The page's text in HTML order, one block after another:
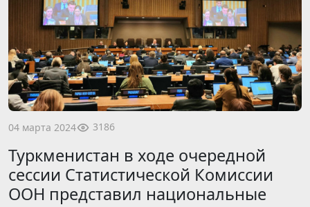
04 марта 2024 3186
Туркменистан в ходе очередной
сессии Статистической Комиссии
ООН представил национальные